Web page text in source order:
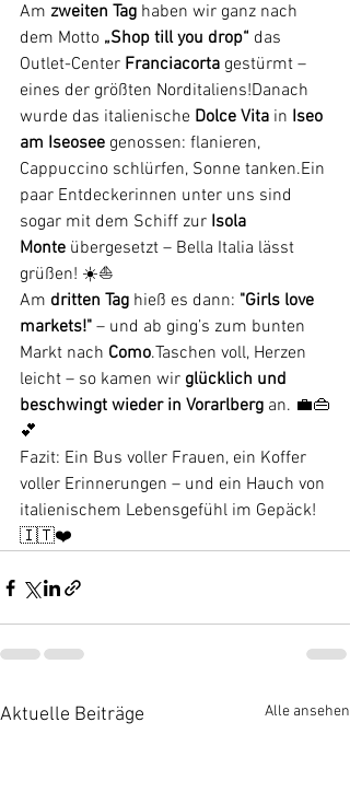
Am zweiten Tag haben wir ganz nach
dem Motto „Shop till you drop“ das
Outlet-Center Franciacorta gestürmt –
eines der größten Norditaliens!Danach
wurde das italienische Dolce Vita in Iseo
am Iseosee genossen: flanieren,
Cappuccino schlürfen, Sonne tanken.Ein
paar Entdeckerinnen unter uns sind
sogar mit dem Schiff zur Isola
Monte übergesetzt – Bella Italia lässt
grüßen! ☀️⛵
Am dritten Tag hieß es dann: "Girls love
markets!" – und ab ging’s zum bunten
Markt nach Como.Taschen voll, Herzen
leicht – so kamen wir glücklich und
beschwingt wieder in Vorarlberg an. 💼👜
💕
Fazit: Ein Bus voller Frauen, ein Koffer
voller Erinnerungen – und ein Hauch von
italienischem Lebensgefühl im Gepäck!
🇮🇹❤️
Aktuelle Beiträge Alle ansehen